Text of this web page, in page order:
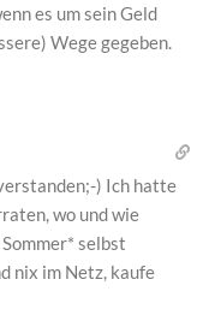
es um sein Geld
Wege gegeben.
) Ich hatte
wo und wie
selbst
nix im Netz, kaufe